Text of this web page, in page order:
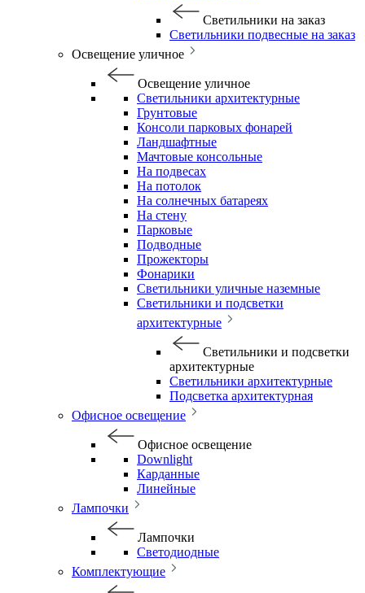
Светильники на заказ
Светильники подвесные на заказ
Освещение уличное
Освещение уличное
Светильники архитектурные
Грунтовые
Консоли парковых фонарей
Ландшафтные
Мачтовые консольные
На подвесах
На потолок
На солнечных батареях
На стену
Парковые
Подводные
Прожекторы
Фонарики
Светильники уличные наземные
Светильники и подсветки
архитектурные
Светильники и подсветки
архитектурные
Светильники архитектурные
Подсветка архитектурная
Офисное освещение
Офисное освещение
Downlight
Карданные
Линейные
Лампочки
Лампочки
Светодиодные
Комплектующие